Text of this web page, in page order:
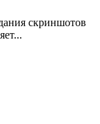
скриншотов